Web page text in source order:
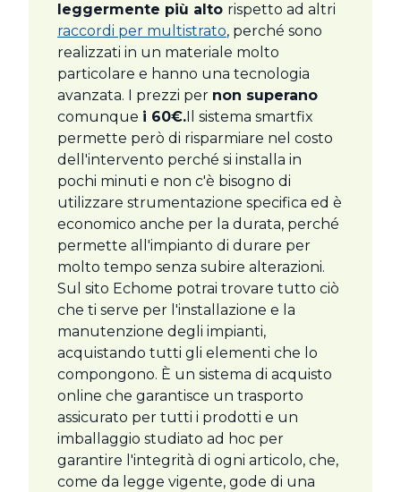
leggermente più alto rispetto ad altri
raccordi per multistrato, perché sono
realizzati in un materiale molto
particolare e hanno una tecnologia
avanzata. I prezzi per non superano
comunque i 60€.Il sistema smartfix
permette però di risparmiare nel costo
dell'intervento perché si installa in
pochi minuti e non c'è bisogno di
utilizzare strumentazione specifica ed è
economico anche per la durata, perché
permette all'impianto di durare per
molto tempo senza subire alterazioni.
Sul sito Echome potrai trovare tutto ciò
che ti serve per l'installazione e la
manutenzione degli impianti,
acquistando tutti gli elementi che lo
compongono. È un sistema di acquisto
online che garantisce un trasporto
assicurato per tutti i prodotti e un
imballaggio studiato ad hoc per
garantire l'integrità di ogni articolo, che,
come da legge vigente, gode di una